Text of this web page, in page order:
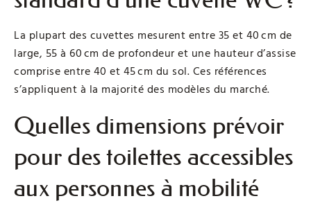
La plupart des cuvettes mesurent entre 35 et 40 cm de
large, 55 à 60 cm de profondeur et une hauteur d’assise
comprise entre 40 et 45 cm du sol. Ces références
s’appliquent à la majorité des modèles du marché.
Quelles dimensions prévoir
pour des toilettes accessibles
aux personnes à mobilité